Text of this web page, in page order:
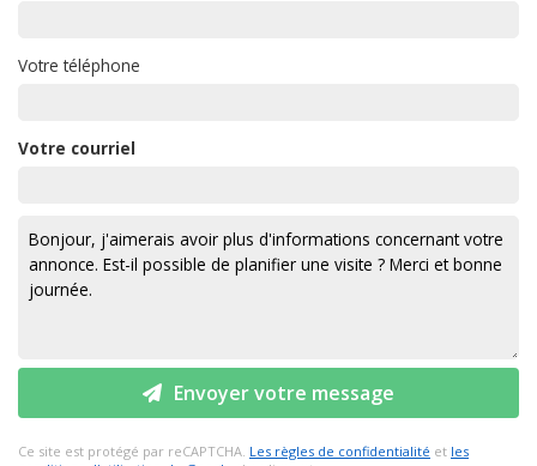
Votre téléphone
Votre courriel
Envoyer votre message
Ce site est protégé par reCAPTCHA. Les règles de confidentialité et les